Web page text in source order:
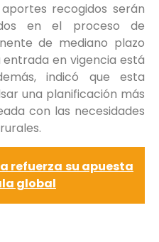
recogidos serán
en el proceso de
de mediano plazo
entrada en vigencia está
indicó que esta
una planificación más
con las necesidades
refuerza su apuesta
global